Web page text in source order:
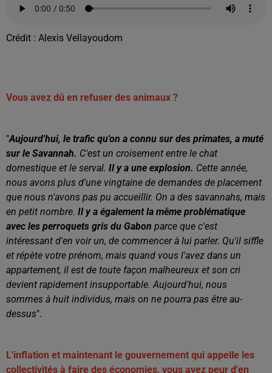
Crédit : Alexis Vellayoudom
Vous avez dû en refuser des animaux ?
"Aujourd'hui, le trafic qu'on a connu sur des primates, a muté
sur le Savannah. C'est un croisement entre le chat
domestique et le serval. Il y a une explosion. Cette année,
nous avons plus d'une vingtaine de demandes de placement
que nous n'avons pas pu accueillir. On a des savannahs, mais
en petit nombre. Il y a également la même problématique
avec les perroquets gris du Gabon parce que c'est
intéressant d'en voir un, de commencer à lui parler. Qu'il siffle
et répète votre prénom, mais quand vous l'avez dans un
appartement, il est de toute façon malheureux et son cri
devient rapidement insupportable. Aujourd'hui, nous
sommes à huit individus, mais on ne pourra pas être au-
dessus".
L'inflation et maintenant le gouvernement qui appelle les
collectivités à faire des économies, vous avez peur d'en